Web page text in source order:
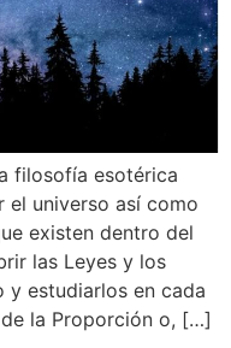
filosofía esotérica
universo así como
existen dentro del
las Leyes y los
y estudiarlos en cada
la Proporción o, […]